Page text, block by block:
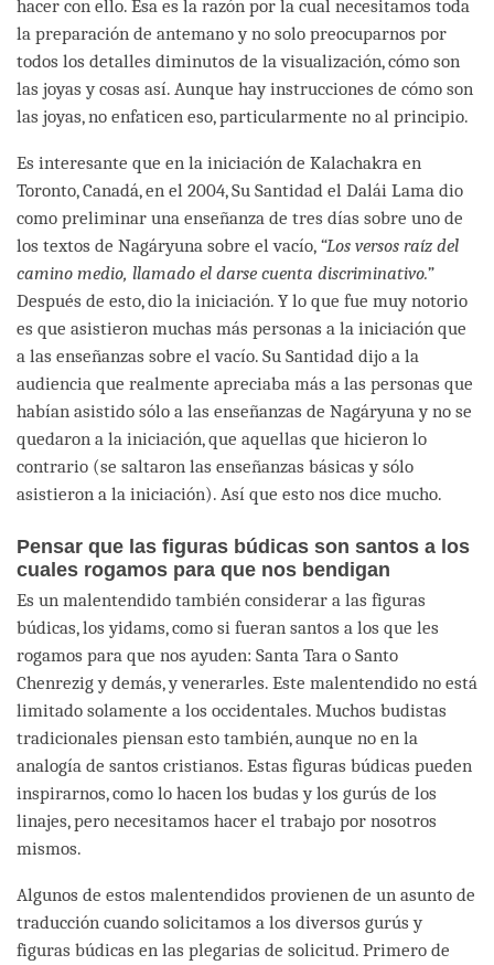
hacer con ello. Esa es la razón por la cual necesitamos toda
la preparación de antemano y no solo preocuparnos por
todos los detalles diminutos de la visualización, cómo son
las joyas y cosas así. Aunque hay instrucciones de cómo son
las joyas, no enfaticen eso, particularmente no al principio.
Es interesante que en la iniciación de Kalachakra en
Toronto, Canadá, en el 2004, Su Santidad el Dalái Lama dio
como preliminar una enseñanza de tres días sobre uno de
los textos de Nagáryuna sobre el vacío, “Los versos raíz del
camino medio, llamado el darse cuenta discriminativo.”
Después de esto, dio la iniciación. Y lo que fue muy notorio
es que asistieron muchas más personas a la iniciación que
a las enseñanzas sobre el vacío. Su Santidad dijo a la
audiencia que realmente apreciaba más a las personas que
habían asistido sólo a las enseñanzas de Nagáryuna y no se
quedaron a la iniciación, que aquellas que hicieron lo
contrario (se saltaron las enseñanzas básicas y sólo
asistieron a la iniciación). Así que esto nos dice mucho.
Pensar que las figuras búdicas son santos a los
cuales rogamos para que nos bendigan
Es un malentendido también considerar a las figuras
búdicas, los yidams, como si fueran santos a los que les
rogamos para que nos ayuden: Santa Tara o Santo
Chenrezig y demás, y venerarles. Este malentendido no está
limitado solamente a los occidentales. Muchos budistas
tradicionales piensan esto también, aunque no en la
analogía de santos cristianos. Estas figuras búdicas pueden
inspirarnos, como lo hacen los budas y los gurús de los
linajes, pero necesitamos hacer el trabajo por nosotros
mismos.
Algunos de estos malentendidos provienen de un asunto de
traducción cuando solicitamos a los diversos gurús y
figuras búdicas en las plegarias de solicitud. Primero de